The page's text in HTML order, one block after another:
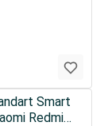
Smart
Redmi